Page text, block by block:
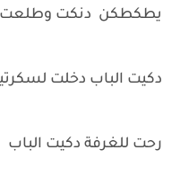
يطكطكن دنكت وطلعت
دكيت الباب دخلت
رحت للغرفة دكيت الباب